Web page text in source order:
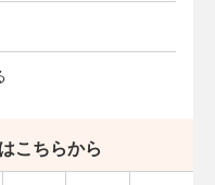
こちらから